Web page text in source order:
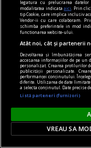
romantic.
Aron BIRO
legatura cu prelucrarea
modalitatea indicataaici
. Prin
tip Cookie, care implica inclusiv
Vendor-ii cu care colaboram.
schimba preferintele in mod
functionarea website-ului.
Atât noi, cât și partenerii
Dezvoltarea și îmbunătățirea
accesarea informațiilor de pe
personalizat. Crearea profilurilor
publicității personalizate.
performanței conținutului.
diferite. Utilizarea de date
a selecta conținutul. Date precise
Listă parteneri (furnizori)
VREAU SA